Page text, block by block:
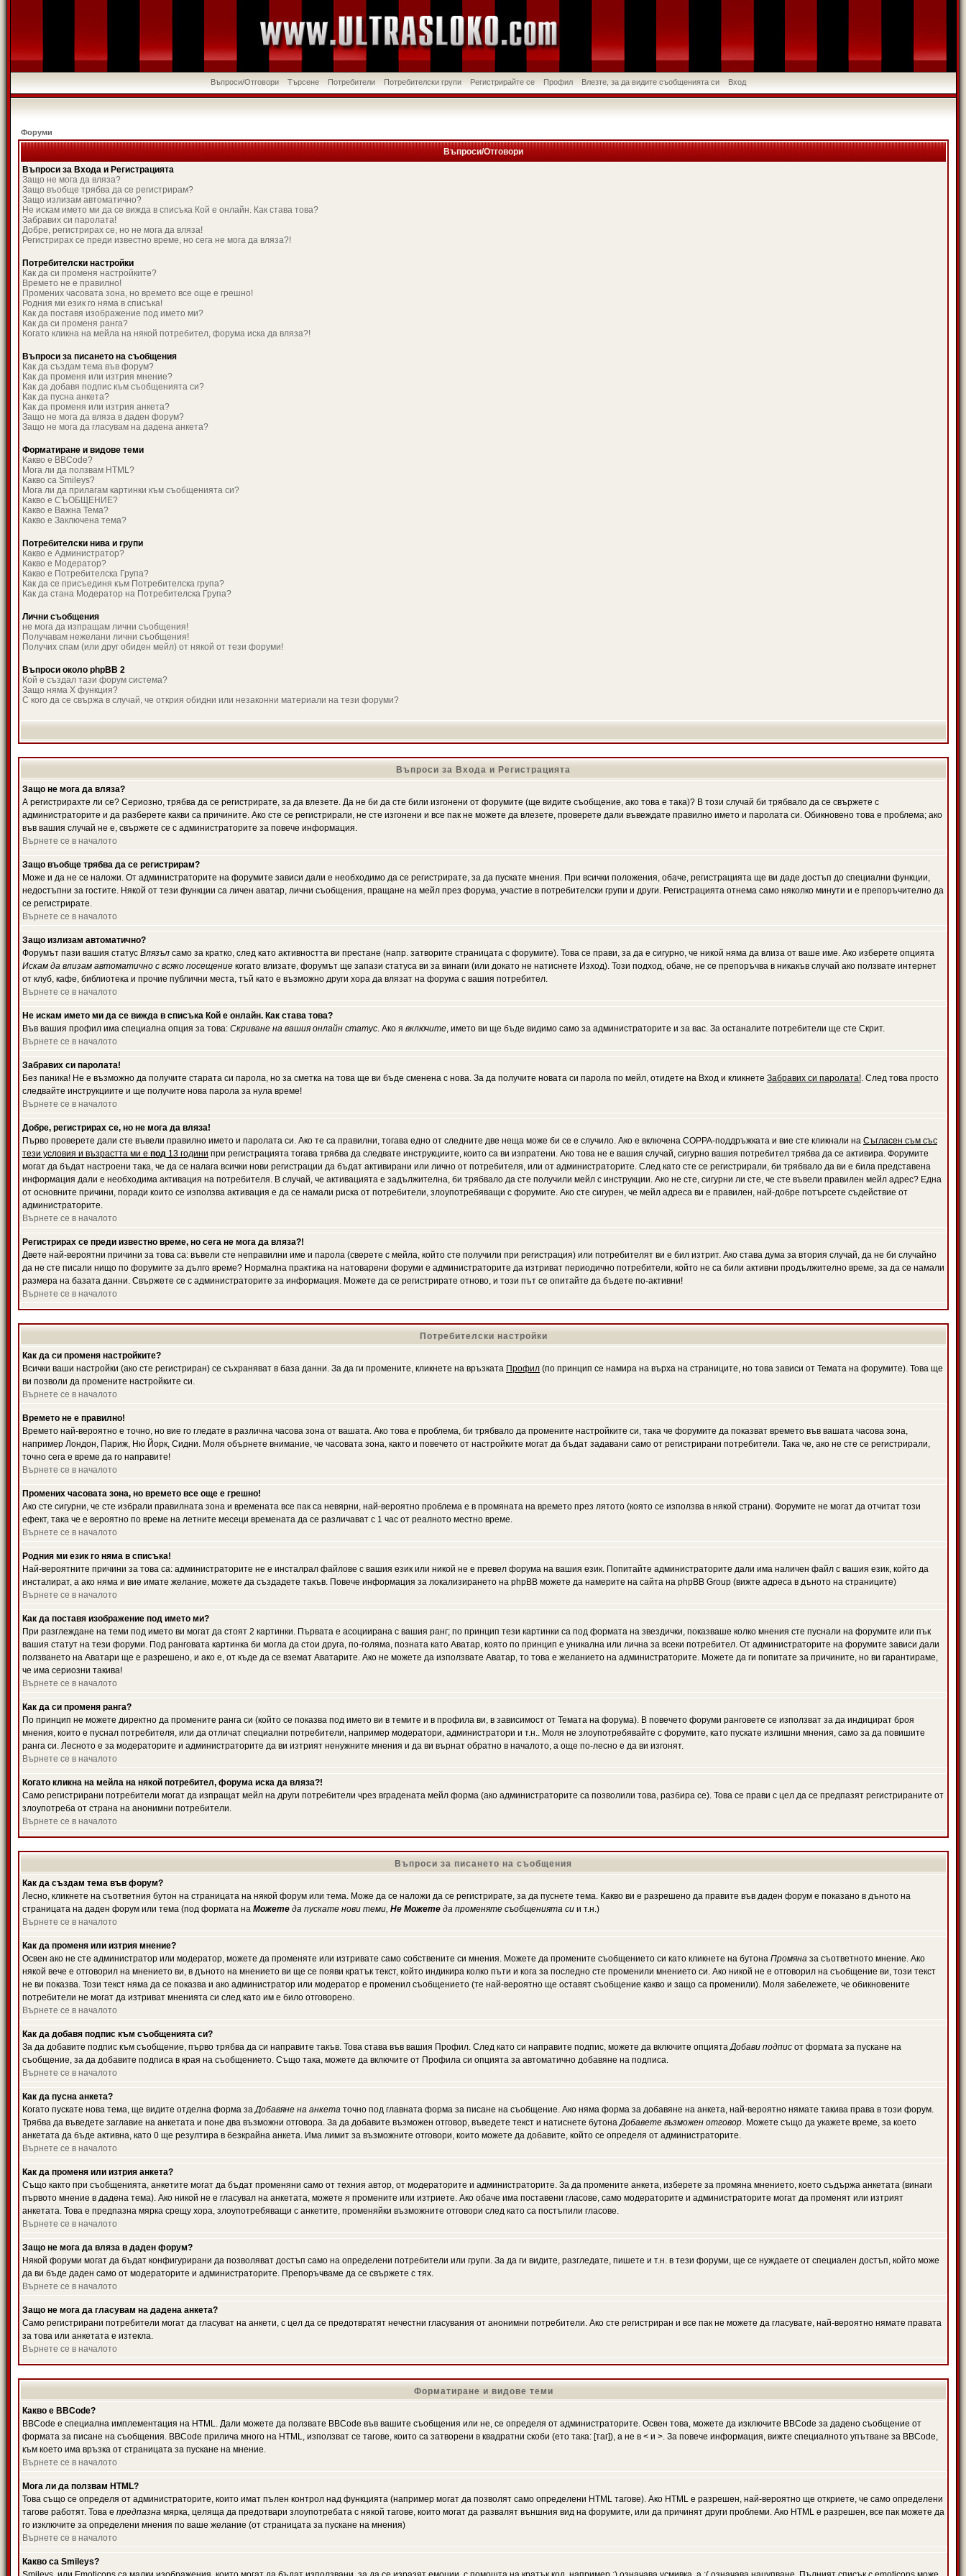
Въпроси/Отговори Търсене Потребители Потребителски групи Регистрирайте се Профил Влезте, за да видите съобщенията си Вход
Форуми
Въпроси/Отговори
Въпроси за Входа и Регистрацията
Защо не мога да вляза?
Защо въобще трябва да се регистрирам?
Защо излизам автоматично?
Не искам името ми да се вижда в списъка Кой е онлайн. Как става това?
Забравих си паролата!
Добре, регистрирах се, но не мога да вляза!
Регистрирах се преди известно време, но сега не мога да вляза?!
Потребителски настройки
Как да си променя настройките?
Времето не е правилно!
Промених часовата зона, но времето все още е грешно!
Родния ми език го няма в списъка!
Как да поставя изображение под името ми?
Как да си променя ранга?
Когато кликна на мейла на някой потребител, форума иска да вляза?!
Въпроси за писането на съобщения
Как да създам тема във форум?
Как да променя или изтрия мнение?
Как да добавя подпис към съобщенията си?
Как да пусна анкета?
Как да променя или изтрия анкета?
Защо не мога да вляза в даден форум?
Защо не мога да гласувам на дадена анкета?
Форматиране и видове теми
Какво е BBCode?
Мога ли да ползвам HTML?
Какво са Smileys?
Мога ли да прилагам картинки към съобщенията си?
Какво е СЪОБЩЕНИЕ?
Какво е Важна Тема?
Какво е Заключена тема?
Потребителски нива и групи
Какво е Администратор?
Какво е Модератор?
Какво е Потребителска Група?
Как да се присъединя към Потребителска група?
Как да стана Модератор на Потребителска Група?
Лични съобщения
не мога да изпращам лични съобщения!
Получавам нежелани лични съобщения!
Получих спам (или друг обиден мейл) от някой от тези форуми!
Въпроси около phpBB 2
Кой е създал тази форум система?
Защо няма X функция?
С кого да се свържа в случай, че открия обидни или незаконни материали на тези форуми?
Въпроси за Входа и Регистрацията
Защо не мога да вляза?
А регистрирахте ли се? Сериозно, трябва да се регистрирате, за да влезете. Да не би да сте били изгонени от форумите (ще видите съобщение, ако това е така)? В този случай би трябвало да се свържете с
администраторите и да разберете какви са причините. Ако сте се регистрирали, не сте изгонени и все пак не можете да влезете, проверете дали въвеждате правилно името и паролата си. Обикновено това е проблема; ако
във вашия случай не е, свържете се с администраторите за повече информация.
Върнете се в началото
Защо въобще трябва да се регистрирам?
Може и да не се наложи. От администраторите на форумите зависи дали е необходимо да се регистрирате, за да пускате мнения. При всички положения, обаче, регистрацията ще ви даде достъп до специални функции,
недостъпни за гостите. Някой от тези функции са личен аватар, лични съобщения, пращане на мейл през форума, участие в потребителски групи и други. Регистрацията отнема само няколко минути и е препоръчително да
се регистрирате.
Върнете се в началото
Защо излизам автоматично?
Форумът пази вашия статус Влязъл само за кратко, след като активността ви престане (напр. затворите страницата с форумите). Това се прави, за да е сигурно, че никой няма да влиза от ваше име. Ако изберете опцията
Искам да влизам автоматично с всяко посещение когато влизате, форумът ще запази статуса ви за винаги (или докато не натиснете Изход). Този подход, обаче, не се препоръчва в никакъв случай ако ползвате интернет
от клуб, кафе, библиотека и прочие публични места, тъй като е възможно други хора да влязат на форума с вашия потребител.
Върнете се в началото
Не искам името ми да се вижда в списъка Кой е онлайн. Как става това?
Във вашия профил има специална опция за това: Скриване на вашия онлайн статус. Ако я включите, името ви ще бъде видимо само за администраторите и за вас. За останалите потребители ще сте Скрит.
Върнете се в началото
Забравих си паролата!
Без паника! Не е възможно да получите старата си парола, но за сметка на това ще ви бъде сменена с нова. За да получите новата си парола по мейл, отидете на Вход и кликнете Забравих си паролата!. След това просто
следвайте инструкциите и ще получите нова парола за нула време!
Върнете се в началото
Добре, регистрирах се, но не мога да вляза!
Първо проверете дали сте въвели правилно името и паролата си. Ако те са правилни, тогава едно от следните две неща може би се е случило. Ако е включена COPPA-поддръжката и вие сте кликнали на Съгласен съм със
тези условия и възрастта ми е под 13 години при регистрацията тогава трябва да следвате инструкциите, които са ви изпратени. Ако това не е вашия случай, сигурно вашия потребител трябва да се активира. Форумите
могат да бъдат настроени така, че да се налага всички нови регистрации да бъдат активирани или лично от потребителя, или от администраторите. След като сте се регистрирали, би трябвало да ви е била представена
информация дали е необходима активация на потребителя. В случай, че активацията е задължителна, би трябвало да сте получили мейл с инструкции. Ако не сте, сигурни ли сте, че сте въвели правилен мейл адрес? Една
от основните причини, поради които се използва активация е да се намали риска от потребители, злоупотребяващи с форумите. Ако сте сигурен, че мейл адреса ви е правилен, най-добре потърсете съдействие от
администраторите.
Върнете се в началото
Регистрирах се преди известно време, но сега не мога да вляза?!
Двете най-вероятни причини за това са: въвели сте неправилни име и парола (сверете с мейла, който сте получили при регистрация) или потребителят ви е бил изтрит. Ако става дума за втория случай, да не би случайно
да не сте писали нищо по форумите за дълго време? Нормална практика на натоварени форуми е администраторите да изтриват периодично потребители, който не са били активни продължително време, за да се намали
размера на базата данни. Свържете се с администраторите за информация. Можете да се регистрирате отново, и този път се опитайте да бъдете по-активни!
Върнете се в началото
Потребителски настройки
Как да си променя настройките?
Всички ваши настройки (ако сте регистриран) се съхраняват в база данни. За да ги промените, кликнете на връзката Профил (по принцип се намира на върха на страниците, но това зависи от Темата на форумите). Това ще
ви позволи да промените настройките си.
Върнете се в началото
Времето не е правилно!
Времето най-вероятно е точно, но вие го гледате в различна часова зона от вашата. Ако това е проблема, би трябвало да промените настройките си, така че форумите да показват времето във вашата часова зона,
например Лондон, Париж, Ню Йорк, Сидни. Моля обърнете внимание, че часовата зона, както и повечето от настройките могат да бъдат задавани само от регистрирани потребители. Така че, ако не сте се регистрирали,
точно сега е време да го направите!
Върнете се в началото
Промених часовата зона, но времето все още е грешно!
Ако сте сигурни, че сте избрали правилната зона и времената все пак са невярни, най-вероятно проблема е в промяната на времето през лятото (която се използва в някой страни). Форумите не могат да отчитат този
ефект, така че е вероятно по време на летните месеци времената да се различават с 1 час от реалното местно време.
Върнете се в началото
Родния ми език го няма в списъка!
Най-вероятните причини за това са: администраторите не е инсталрал файлове с вашия език или никой не е превел форума на вашия език. Попитайте администраторите дали има наличен файл с вашия език, който да
инсталират, а ако няма и вие имате желание, можете да създадете такъв. Повече информация за локализирането на phpBB можете да намерите на сайта на phpBB Group (вижте адреса в дъното на страниците)
Върнете се в началото
Как да поставя изображение под името ми?
При разглеждане на теми под името ви могат да стоят 2 картинки. Първата е асоциирана с вашия ранг; по принцип тези картинки са под формата на звездички, показваше колко мнения сте пуснали на форумите или пък
вашия статут на тези форуми. Под ранговата картинка би могла да стои друга, по-голяма, позната като Аватар, която по принцип е уникална или лична за всеки потребител. От администраторите на форумите зависи дали
ползването на Аватари ще е разрешено, и ако е, от къде да се вземат Аватарите. Ако не можете да използвате Аватар, то това е желанието на администраторите. Можете да ги попитате за причините, но ви гарантираме,
че има сериозни такива!
Върнете се в началото
Как да си променя ранга?
По принцип не можете директно да промените ранга си (който се показва под името ви в темите и в профила ви, в зависимост от Темата на форума). В повечето форуми ранговете се използват за да индицират броя
мнения, които е пуснал потребителя, или да отличат специални потребители, например модератори, администратори и т.н.. Моля не злоупотребявайте с форумите, като пускате излишни мнения, само за да повишите
ранга си. Лесното е за модераторите и администраторите да ви изтрият ненужните мнения и да ви върнат обратно в началото, а още по-лесно е да ви изгонят.
Върнете се в началото
Когато кликна на мейла на някой потребител, форума иска да вляза?!
Само регистрирани потребители могат да изпращат мейл на други потребители чрез вградената мейл форма (ако администраторите са позволили това, разбира се). Това се прави с цел да се предпазят регистрираните от
злоупотреба от страна на анонимни потребители.
Върнете се в началото
Въпроси за писането на съобщения
Как да създам тема във форум?
Лесно, кликнете на съответния бутон на страницата на някой форум или тема. Може да се наложи да се регистрирате, за да пуснете тема. Какво ви е разрешено да правите във даден форум е показано в дъното на
страницата на даден форум или тема (под формата на Можете да пускате нови теми, Не Можете да променяте съобщенията си и т.н.)
Върнете се в началото
Как да променя или изтрия мнение?
Освен ако не сте администратор или модератор, можете да променяте или изтривате само собствените си мнения. Можете да промените съобщението си като кликнете на бутона Промяна за съответното мнение. Ако
някой вече е отговорил на мнението ви, в дъното на мнението ви ще се появи кратък текст, който индикира колко пъти и кога за последно сте променили мнението си. Ако никой не е отговорил на съобщение ви, този текст
не ви показва. Този текст няма да се показва и ако администратор или модератор е променил съобщението (те най-вероятно ще оставят съобщение какво и защо са променили). Моля забележете, че обикновените
потребители не могат да изтриват мненията си след като им е било отговорено.
Върнете се в началото
Как да добавя подпис към съобщенията си?
За да добавите подпис към съобщение, първо трябва да си направите такъв. Това става във вашия Профил. След като си направите подпис, можете да включите опциятаДобави подпис от формата за пускане на
съобщение, за да добавите подписа в края на съобщението. Също така, можете да включите от Профила си опцията за автоматично добавяне на подписа.
Върнете се в началото
Как да пусна анкета?
Когато пускате нова тема, ще видите отделна форма заДобавяне на анкета точно под главната форма за писане на съобщение. Ако няма форма за добавяне на анкета, най-вероятно нямате такива права в този форум.
Трябва да въведете заглавие на анкетата и поне два възможни отговора. За да добавите възможен отговор, въведете текст и натиснете бутонаДобавете възможен отговор. Можете също да укажете време, за което
анкетата да бъде активна, като 0 ще резултира в безкрайна анкета. Има лимит за възможните отговори, които можете да добавите, който се определя от администраторите.
Върнете се в началото
Как да променя или изтрия анкета?
Също както при съобщенията, анкетите могат да бъдат променяни само от техния автор, от модераторите и администраторите. За да промените анкета, изберете за промяна мнението, което съдържа анкетата (винаги
първото мнение в дадена тема). Ако никой не е гласувал на анкетата, можете я промените или изтриете. Ако обаче има поставени гласове, само модераторите и администраторите могат да променят или изтрият
анкетата. Това е предпазна мярка срещу хора, злоупотребяващи с анкетите, променяйки възможните отговори след като са постъпили гласове.
Върнете се в началото
Защо не мога да вляза в даден форум?
Някой форуми могат да бъдат конфигурирани да позволяват достъп само на определени потребители или групи. За да ги видите, разгледате, пишете и т.н. в тези форуми, ще се нуждаете от специален достъп, който може
да ви бъде даден само от модераторите и администраторите. Препоръчваме да се свържете с тях.
Върнете се в началото
Защо не мога да гласувам на дадена анкета?
Само регистрирани потребители могат да гласуват на анкети, с цел да се предотвратят нечестни гласувания от анонимни потребители. Ако сте регистриран и все пак не можете да гласувате, най-вероятно нямате правата
за това или анкетата е изтекла.
Върнете се в началото
Форматиране и видове теми
Какво е BBCode?
BBCode е специална имплементация на HTML. Дали можете да ползвате BBCode във вашите съобщения или не, се определя от администраторите. Освен това, можете да изключите BBCode за дадено съобщение от
формата за писане на съобщения. BBCode прилича много на HTML, използват се тагове, които са затворени в квадратни скоби (ето така: [таг]), а не в < и >. За повече информация, вижте специалното упътване за BBCode,
към което има връзка от страницата за пускане на мнение.
Върнете се в началото
Мога ли да ползвам HTML?
Това също се определя от администраторите, които имат пълен контрол над функцията (например могат да позволят само определени HTML тагове). Ако HTML е разрешен, най-вероятно ще откриете, че само определени
тагове работят. Това е предпазна мярка, целяща да предотвари злоупотребата с някой тагове, които могат да развалят външния вид на форумите, или да причинят други проблеми. Ако HTML е разрешен, все пак можете да
го изключите за определени мнения по ваше желание (от страницата за пускане на мнения)
Върнете се в началото
Какво са Smileys?